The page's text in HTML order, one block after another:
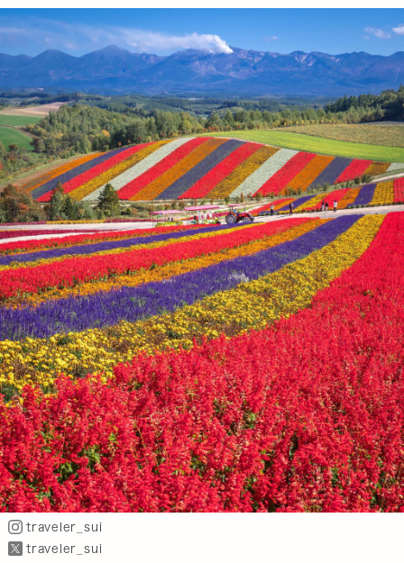
traveler_sui
traveler_sui